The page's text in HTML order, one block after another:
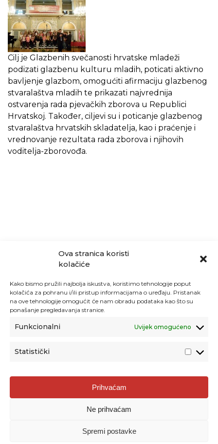
Ova stranica koristi
kolačiće
Kako bismo pružili najbolja iskustva, koristimo tehnologije poput
kolačića za pohranu i/ili pristup informacijama o uređaju. Pristanak
na ove tehnologije omogućit će nam obradu podataka kao što su
ponašanje pregledavanja stranice.
Funkcionalni Uvijek omogućeno
Statistički
Prihvaćam
Ne prihvaćam
Spremi postavke
Cilj je Glazbenih svečanosti hrvatske mladeži
podizati glazbenu kulturu mladih, poticati aktivno
bavljenje glazbom, omogućiti afirmaciju glazbenog
stvaralaštva mladih te prikazati najvrednija
ostvarenja rada pjevačkih zborova u Republici
Hrvatskoj. Također, ciljevi su i poticanje glazbenog
stvaralaštva hrvatskih skladatelja, kao i praćenje i
vrednovanje rezultata rada zborova i njihovih
voditelja-zborovođa.
Agencija za odgoj i obrazovanje
Donje Svetice 38, 10000 Zagreb
1778129
Prenošenje sadržaja dopušteno je uz navođenje izvora.